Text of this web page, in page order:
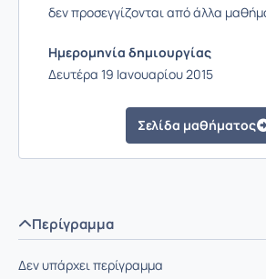
δεν προσεγγίζονται από άλλα
Ημερομηνία δημιουργίας
Δευτέρα 19 Ιανουαρίου 2015
Σελίδα μαθήματος
Περίγραμμα
Δεν υπάρχει περίγραμμα